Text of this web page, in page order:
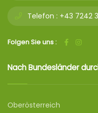
Telefon : +43 7242
Folgen Sie uns :
Nach Bundesländer
Oberösterreich